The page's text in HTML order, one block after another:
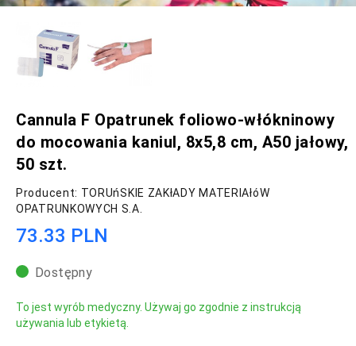
Cannula F Opatrunek foliowo-włókninowy
do mocowania kaniul, 8x5,8 cm, A50 jałowy,
50 szt.
Producent: TORUńSKIE ZAKłADY MATERIAłóW
OPATRUNKOWYCH S.A.
73.33 PLN
Dostępny
To jest wyrób medyczny. Używaj go zgodnie z instrukcją
używania lub etykietą.